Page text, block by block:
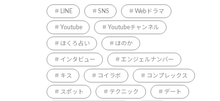
LINE SNS Webドラマ
Youtube Youtubeチャンネル
ほくろ占い ほのか
インタビュー エンジェルナンバー
キス コイラボ コンプレックス
スポット テクニック デート